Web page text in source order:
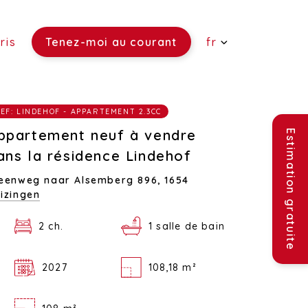
Tenez-moi au courant fr
LINDEHOF - APPARTEMENT 2.3CC
neuf à vendre
la résidence Lindehof
naar Alsemberg 896,1654
2 ch. 1 salle de bain
2027 108,18 m²
Estimation gratuite